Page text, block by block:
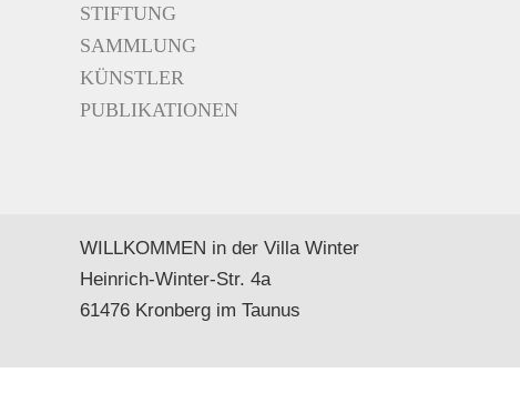
STIFTUNG
SAMMLUNG
KÜNSTLER
PUBLIKATIONEN
WILLKOMMEN in der Villa Winter
Heinrich-Winter-Str. 4a
61476 Kronberg im Taunus